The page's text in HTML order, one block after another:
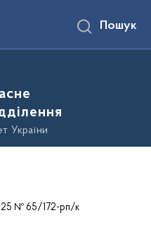
Пошук
України
№ 65/172-рп/к